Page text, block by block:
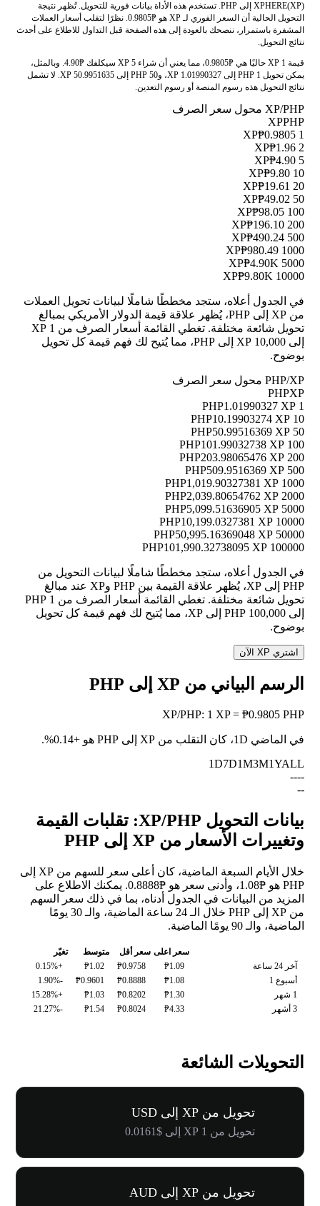
XPHERE(XP) إلى PHP. تستخدم هذه الأداة بيانات فورية للتحويل. تُظهر نتيجة
التحويل الحالية أن السعر الفوري لـ XP هو ₱0.9805. نظرًا لتقلب أسعار العملات
المشفرة باستمرار، ننصحك بالعودة إلى هذه الصفحة قبل التداول للاطلاع على أحدث
نتائج التحويل.
قيمة 1 XP حاليًا هي ₱0.9805، مما يعني أن شراء 5 XP سيكلفك ₱4.90. وبالمثل،
يمكن تحويل 1 PHP إلى 1.01990327 XP، و50 PHP إلى 50.9951635 XP. لا تشمل
نتائج التحويل هذه رسوم المنصة أو رسوم التعدين.
XP/PHP محول سعر الصرف
XPPHP
1 XP
₱0.9805
2 XP
₱1.96
5 XP
₱4.90
10 XP
₱9.80
20 XP
₱19.61
50 XP
₱49.02
100 XP
₱98.05
200 XP
₱196.10
500 XP
₱490.24
1000 XP
₱980.49
5000 XP
₱4.90K
10000 XP
₱9.80K
في الجدول أعلاه، ستجد مخططًا شاملًا لبيانات تحويل العملات
من XP إلى PHP، يُظهر علاقة قيمة الدولار الأمريكي بمبالغ
تحويل شائعة مختلفة. تغطي القائمة أسعار الصرف من 1 XP
إلى 10,000 XP إلى PHP، مما يُتيح لك فهم قيمة كل تحويل
بوضوح.
PHP/XP محول سعر الصرف
PHPXP
1 PHP
1.01990327 XP
10 PHP
10.19903274 XP
50 PHP
50.99516369 XP
100 PHP
101.99032738 XP
200 PHP
203.98065476 XP
500 PHP
509.9516369 XP
1000 PHP
1,019.90327381 XP
2000 PHP
2,039.80654762 XP
5000 PHP
5,099.51636905 XP
10000 PHP
10,199.0327381 XP
50000 PHP
50,995.16369048 XP
100000 PHP
101,990.32738095 XP
في الجدول أعلاه، ستجد مخططًا شاملًا لبيانات التحويل من
PHP إلى XP، يُظهر علاقة القيمة بين PHP وXP عند مبالغ
تحويل شائعة مختلفة. تغطي القائمة أسعار الصرف من 1 PHP
إلى 100,000 PHP إلى XP، مما يُتيح لك فهم قيمة كل تحويل
بوضوح.
اشتري XP الآن
الرسم البياني من XP إلى PHP
XP/PHP: 1 XP = ₱0.9805 PHP
في الماضي 1D، كان التقلب من XP إلى PHP هو +0.14%
.
1D7D1M3M1YALL
--
--
--
بيانات التحويل XP/PHP: تقلبات القيمة
وتغييرات الأسعار من XP إلى PHP
خلال الأيام السبعة الماضية، كان أعلى سعر للسهم من XP إلى
PHP هو ₱1.08، وأدنى سعر هو ₱0.8888. يمكنك الاطلاع على
المزيد من البيانات في الجدول أدناه، بما في ذلك سعر السهم
من XP إلى PHP خلال الـ 24 ساعة الماضية، والـ 30 يومًا
الماضية، والـ 90 يومًا الماضية.
سعر اعلى سعر أقل متوسط
تغيّر
آخر 24 ساعة
₱1.09
₱0.9758
₱1.02
+0.15%
أسبوع 1
₱1.08
₱0.8888
₱0.9601
-1.90%
1 شهر
₱1.30
₱0.8202
₱1.03
+15.28%
3 أشهر
₱4.33
₱0.8024
₱1.54
-21.27%
التحويلات الشائعة
تحويل من XP إلى USD
تحويل من 1 XP إلى $0.0161
تحويل من XP إلى AUD